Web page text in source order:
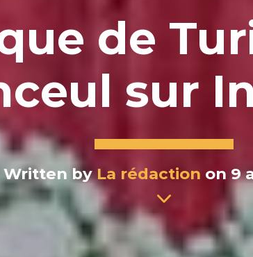
de
sur
Written byLa rédaction on 9